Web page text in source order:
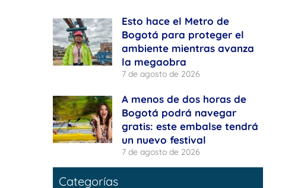
Esto hace el Metro de
Bogotá para proteger el
ambiente mientras avanza
la megaobra
7 de agosto de 2026
A menos de dos horas de
Bogotá podrá navegar
gratis: este embalse tendrá
un nuevo festival
7 de agosto de 2026
Categorías